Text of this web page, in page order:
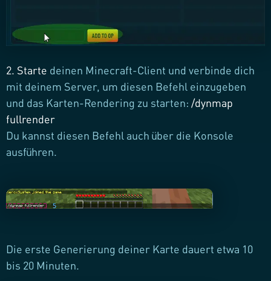
2. Starte deinen Minecraft-Client und verbinde dich
mit deinem Server, um diesen Befehl einzugeben
und das Karten-Rendering zu starten: /dynmap
fullrender
Du kannst diesen Befehl auch über die Konsole
ausführen.
Die erste Generierung deiner Karte dauert etwa 10
bis 20 Minuten.